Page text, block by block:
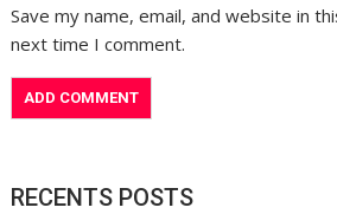
Save my name, email, and website in
next time I comment.
RECENTS POSTS